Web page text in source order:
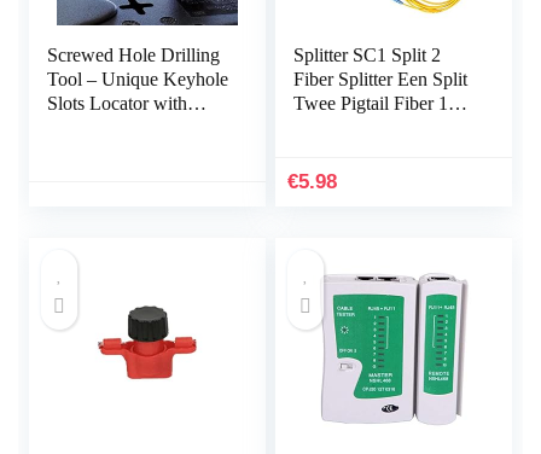
Screwed Hole Drilling
Tool – Unique Keyhole
Slots Locator with
Splitter SC1 Split 2
Fiber Splitter Een Split
Twee Pigtail Fiber 1×2
Zwart 1Pc
€5.98